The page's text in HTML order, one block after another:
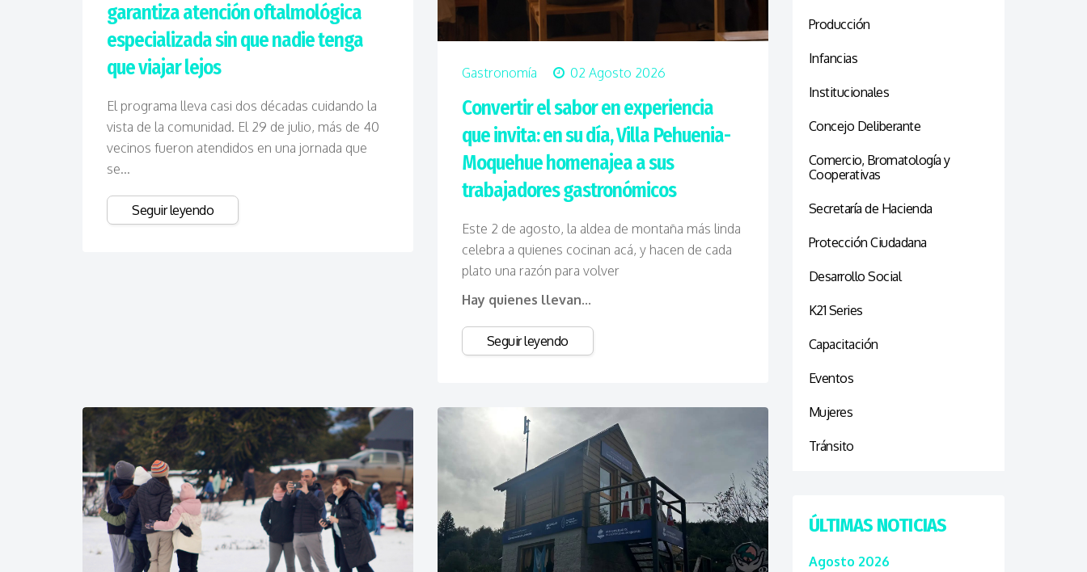
garantiza atención oftalmológica
especializada sin que nadie tenga
que viajar lejos
El programa lleva casi dos décadas cuidando la
vista de la comunidad. El 29 de julio, más de 40
vecinos fueron atendidos en una jornada que
se...
Seguir leyendo
Gastronomía 02 Agosto 2026
Convertir el sabor en experiencia
que invita: en su día, Villa Pehuenia-
Moquehue homenajea a sus
trabajadores gastronómicos
Este 2 de agosto, la aldea de montaña más linda
celebra a quienes cocinan acá, y hacen de cada
plato una razón para volver
Hay quienes llevan...
Seguir leyendo
Producción
Infancias
Institucionales
Concejo Deliberante
Comercio, Bromatología y
Cooperativas
Secretaría de Hacienda
Protección Ciudadana
Desarrollo Social
K21 Series
Capacitación
Eventos
Mujeres
Tránsito
ÚLTIMAS NOTICIAS
Agosto 2026